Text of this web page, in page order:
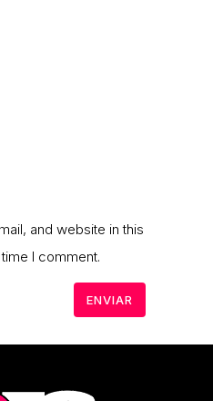
and website in this
I comment.